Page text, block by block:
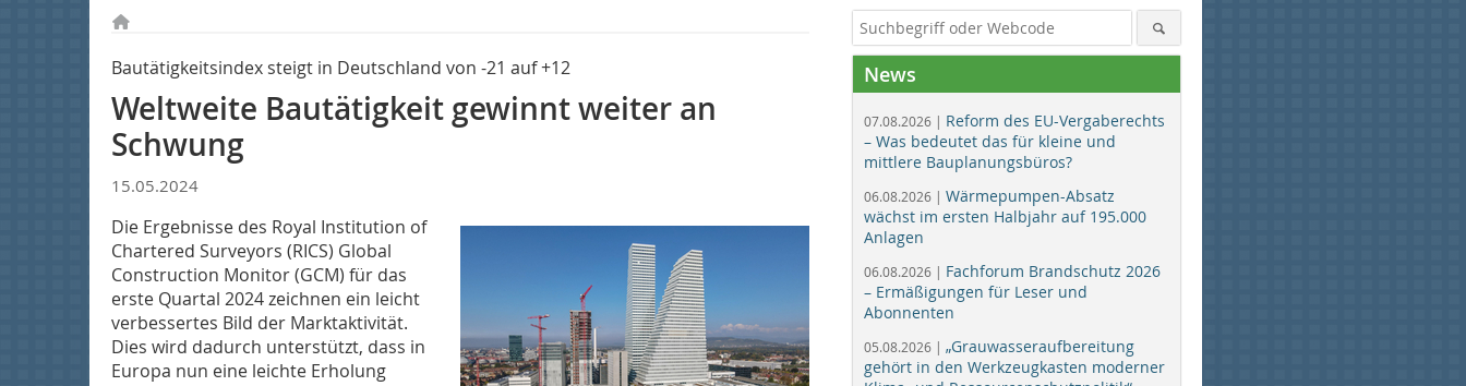
Bautätigkeitsindex steigt in Deutschland von -21 auf +12
Weltweite Bautätigkeit gewinnt weiter an
Schwung
15.05.2024
Die Ergebnisse des Royal Institution of
Chartered Surveyors (RICS) Global
Construction Monitor (GCM) für das
erste Quartal 2024 zeichnen ein leicht
verbessertes Bild der Marktaktivität.
Dies wird dadurch unterstützt, dass in
Europa nun eine leichte Erholung
News
07.08.2026 | Reform des EU-Vergaberechts
– Was bedeutet das für kleine und
mittlere Bauplanungsbüros?
06.08.2026 | Wärmepumpen-Absatz
wächst im ersten Halbjahr auf 195.000
Anlagen
06.08.2026 | Fachforum Brandschutz 2026
– Ermäßigungen für Leser und
Abonnenten
05.08.2026 | „Grauwasseraufbereitung
gehört in den Werkzeugkasten moderner